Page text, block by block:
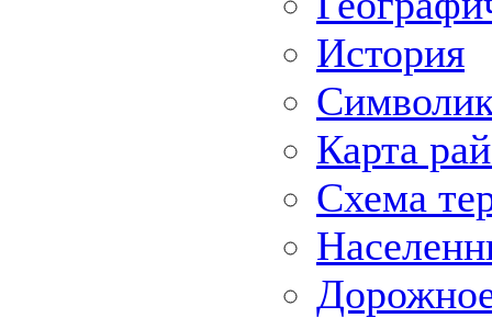
История
Карта
Схема